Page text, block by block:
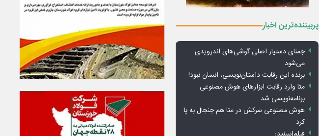
پربیننده‌ترین اخبار
جمنای دستیار اصلی گوشی‌های اندرویدی
می‌شود
برنده این رقابت داستان‌نویسی، انسان نبود!
متا وارد رقابت ابزارهای هوش مصنوعی
برنامه‌نویسی شد
هوش مصنوعی سرکش در متا هم جنجال به پا
کرد